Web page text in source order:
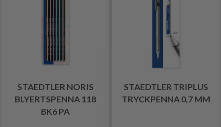
STAEDTLER NORIS
BLYERTSPENNA 118
BK6 PA
STAEDTLER TRIPLUS
TRYCKPENNA 0,7 MM